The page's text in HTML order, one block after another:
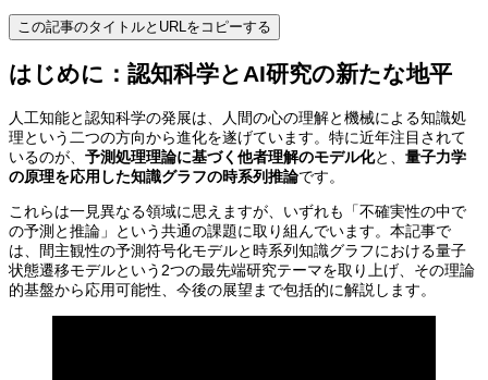
この記事のタイトルとURLをコピーする
はじめに：認知科学とAI研究の新たな地平
人工知能と認知科学の発展は、人間の心の理解と機械による知識処
理という二つの方向から進化を遂げています。特に近年注目されて
いるのが、 予測処理理論に基づく他者理解のモデル化と、 量子力学
の原理を応用した知識グラフの時系列推論です。
これらは一見異なる領域に思えますが、いずれも「不確実性の中で
の予測と推論」という共通の課題に取り組んでいます。本記事で
は、間主観性の予測符号化モデルと時系列知識グラフにおける量子
状態遷移モデルという2つの最先端研究テーマを取り上げ、その理論
的基盤から応用可能性、今後の展望まで包括的に解説します。